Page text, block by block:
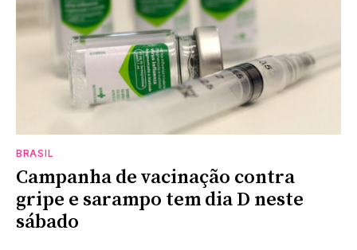
BRASIL
Campanha de vacinação contra
gripe e sarampo tem dia D neste
sábado